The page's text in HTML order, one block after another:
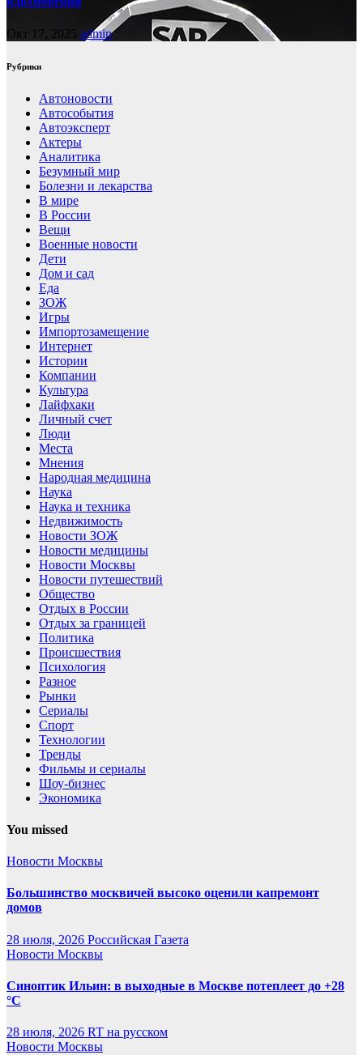
Окт 17, 2025 admin
Рубрики
Автоновости
Автособытия
Автоэксперт
Актеры
Аналитика
Безумный мир
Болезни и лекарства
В мире
В России
Вещи
Военные новости
Дети
Дом и сад
Еда
ЗОЖ
Игры
Импортозамещение
Интернет
Истории
Компании
Культура
Лайфхаки
Личный счет
Люди
Места
Мнения
Народная медицина
Наука
Наука и техника
Недвижимость
Новости ЗОЖ
Новости медицины
Новости Москвы
Новости путешествий
Общество
Отдых в России
Отдых за границей
Политика
Происшествия
Психология
Разное
Рынки
Сериалы
Спорт
Технологии
Тренды
Фильмы и сериалы
Шоу-бизнес
Экономика
You missed
Новости Москвы
Большинство москвичей высоко оценили капремонт
домов
28 июля, 2026 Российская Газета
Новости Москвы
Синоптик Ильин: в выходные в Москве потеплеет до +28
°C
28 июля, 2026 RT на русском
Новости Москвы